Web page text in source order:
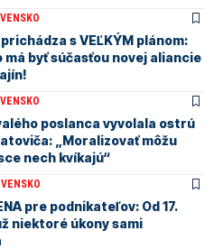
s VEĽKÝM plánom:
má byť súčasťou novej aliancie
poslanca vyvolala ostrú
„Moralizovať môžu
nech kvíkajú“
pre podnikateľov: Od 17.
niektoré úkony sami